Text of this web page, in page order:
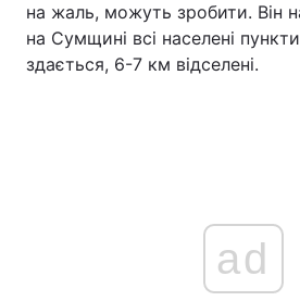
на жаль, можуть зробити. Він
на Сумщині всі населені пункти
здається, 6-7 км відселені.
ad